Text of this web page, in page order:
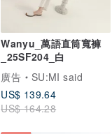
Wanyu_萬語直筒寬褲
_25SF204_白
廣告
SU:MI said
US$ 139.64
US$ 164.28